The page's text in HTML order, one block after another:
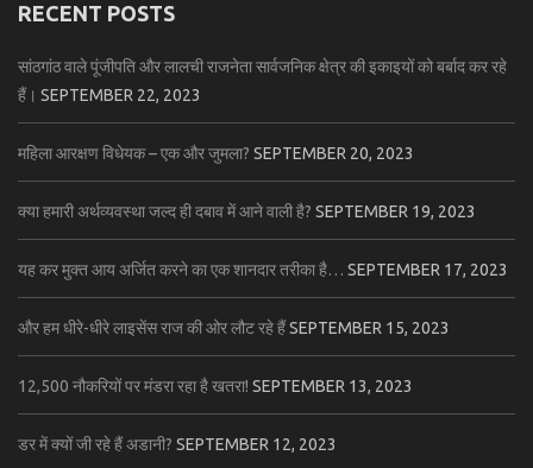
RECENT POSTS
सांठगांठ वाले पूंजीपति और लालची राजनेता सार्वजनिक क्षेत्र की इकाइयों को बर्बाद कर रहे
हैं। SEPTEMBER 22, 2023
महिला आरक्षण विधेयक – एक और जुमला? SEPTEMBER 20, 2023
क्या हमारी अर्थव्यवस्था जल्द ही दबाव में आने वाली है? SEPTEMBER 19, 2023
यह कर मुक्त आय अर्जित करने का एक शानदार तरीका है… SEPTEMBER 17, 2023
और हम धीरे-धीरे लाइसेंस राज की ओर लौट रहे हैंSEPTEMBER 15, 2023
12,500 नौकरियों पर मंडरा रहा है खतरा! SEPTEMBER 13, 2023
डर में क्यों जी रहे हैं अडानी? SEPTEMBER 12, 2023